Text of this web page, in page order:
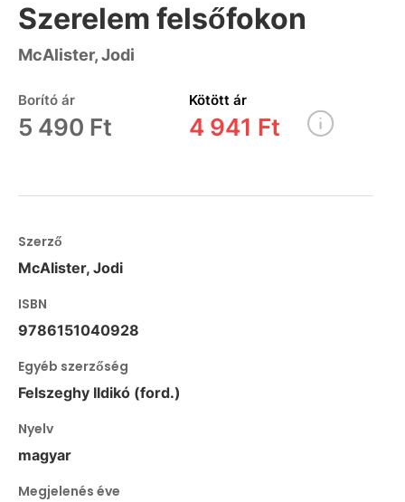
Szerelem felsőfokon
McAlister, Jodi
Borító ár
5 490 Ft
Kötött ár
4 941 Ft
Szerző
McAlister, Jodi
ISBN
9786151040928
Egyéb szerzőség
Felszeghy Ildikó (ford.)
Nyelv
magyar
Megjelenés éve